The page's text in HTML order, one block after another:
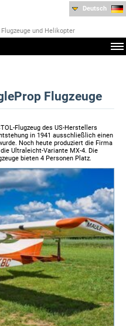
und Helikopter
Deutsch
Flugzeuge
Flugzeug des US-Herstellers
in 1941 ausschließlich einen
Noch heute produziert die Firma
Ultraleicht-Variante MX-4. Die
bieten 4 Personen Platz.